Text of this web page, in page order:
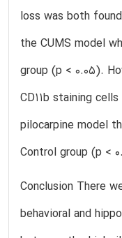
loss was both
the CUMS model
group (p < 0.05).
CD11b staining
pilocarpine model
Control group (p <
Conclusion There
behavioral and